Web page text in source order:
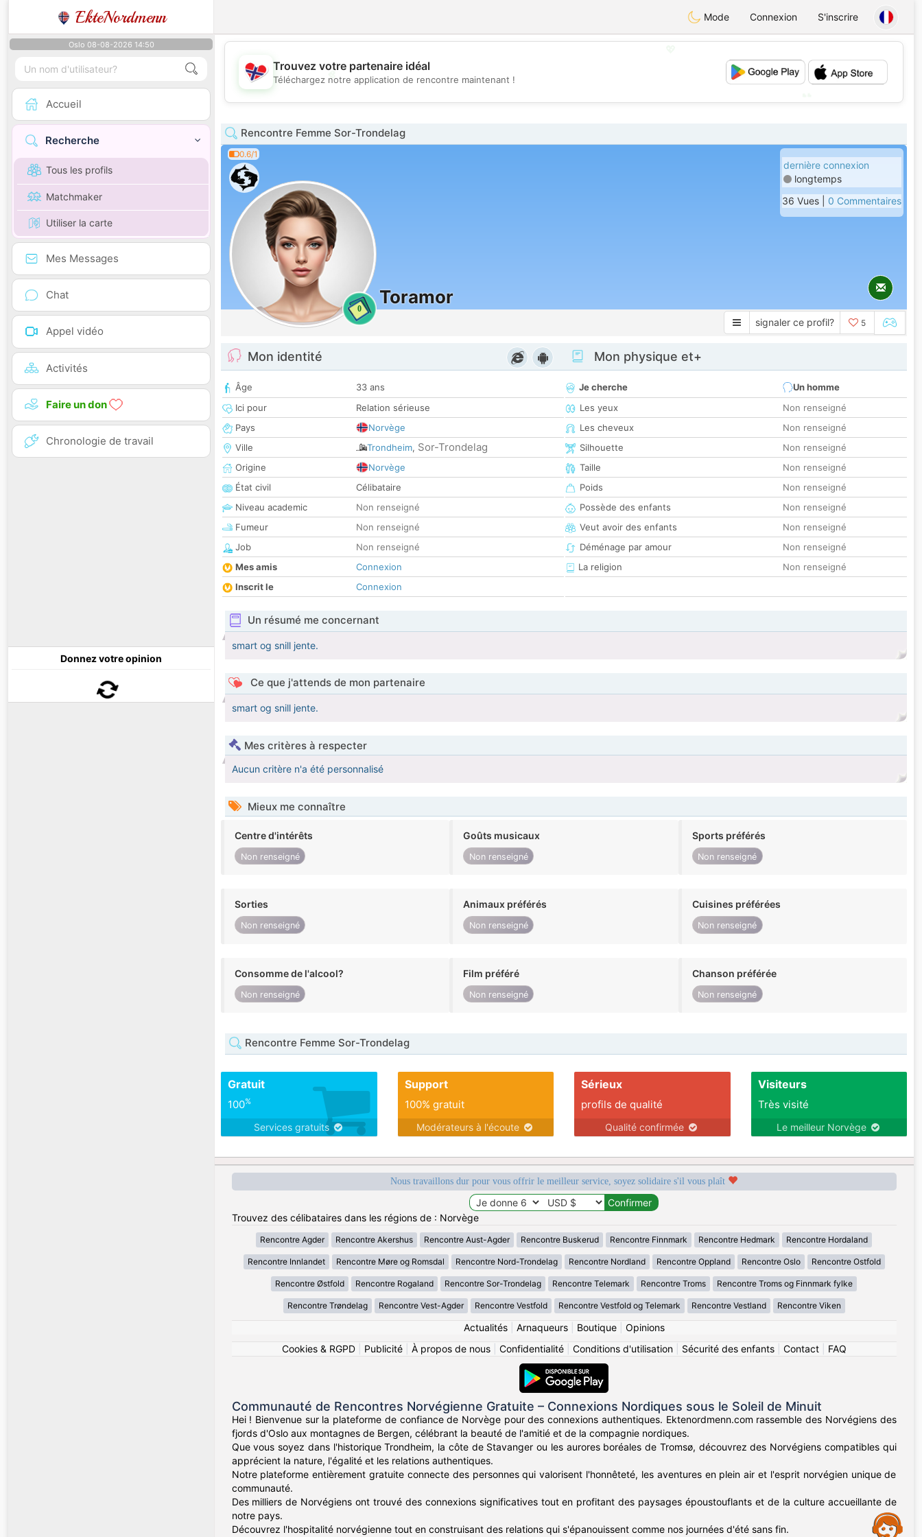
EkteNordmenn Mode Connexion S'inscrire
Oslo 08-08-2026 14:50
Accueil
Recherche
Tous les profils
Matchmaker
Utiliser la carte
Mes Messages
Chat
Appel vidéo
Activités
Faire un don
Chronologie de travail
Donnez votre opinion
💖
💕
Trouvez votre partenaire idéal
Téléchargez notre application de rencontre maintenant !
Rencontre Femme Sor-Trondelag
0.6/1
0
Toramor
dernière connexion
longtemps
36 Vues | 0 Commentaires
signaler ce profil? 5
Mon identité
Âge
33 ans
Ici pour
Relation sérieuse
Pays
Norvège
Ville
Trondheim, Sor-Trondelag
Origine
Norvège
État civil
Célibataire
Niveau academic
Non renseigné
Fumeur
Non renseigné
Job
Non renseigné
Mes amis
Connexion
Inscrit le
Connexion
Mon physique et+
Je cherche
Un homme
Les yeux
Non renseigné
Les cheveux
Non renseigné
Silhouette
Non renseigné
Taille
Non renseigné
Poids
Non renseigné
Possède des enfants
Non renseigné
Veut avoir des enfants
Non renseigné
Déménage par amour
Non renseigné
La religion
Non renseigné
Un résumé me concernant
smart og snill jente.
Ce que j'attends de mon partenaire
smart og snill jente.
Mes critères à respecter
Aucun critère n'a été personnalisé
Mieux me connaître
Centre d'intérêts
Non renseigné
Goûts musicaux
Non renseigné
Sports préférés
Non renseigné
Sorties
Non renseigné
Animaux préférés
Non renseigné
Cuisines préférées
Non renseigné
Consomme de l'alcool?
Non renseigné
Film préféré
Non renseigné
Chanson préférée
Non renseigné
Rencontre Femme Sor-Trondelag
Gratuit
100%
Services gratuits
Support
100% gratuit
Modérateurs à l'écoute
Sérieux
profils de qualité
Qualité confirmée
Visiteurs
Très visité
Le meilleur Norvège
Nous travaillons dur pour vous offrir le meilleur service, soyez solidaire s'il vous plaît
Trouvez des célibataires dans les régions de : Norvège
Rencontre Agder Rencontre Akershus Rencontre Aust-Agder Rencontre Buskerud Rencontre Finnmark Rencontre Hedmark Rencontre Hordaland
Rencontre Innlandet Rencontre Møre og Romsdal Rencontre Nord-Trondelag Rencontre Nordland Rencontre Oppland Rencontre Oslo Rencontre Ostfold
Rencontre Østfold Rencontre Rogaland Rencontre Sor-Trondelag Rencontre Telemark Rencontre Troms Rencontre Troms og Finnmark fylke
Rencontre Trøndelag Rencontre Vest-Agder Rencontre Vestfold Rencontre Vestfold og Telemark Rencontre Vestland Rencontre Viken
Actualités| Arnaqueurs| Boutique| Opinions
Cookies & RGPD| Publicité| À propos de nous| Confidentialité| Conditions d'utilisation| Sécurité des enfants| Contact| FAQ
Communauté de Rencontres Norvégienne Gratuite – Connexions Nordiques sous le Soleil de Minuit
Hei ! Bienvenue sur la plateforme de confiance de Norvège pour des connexions authentiques. Ektenordmenn.com rassemble des Norvégiens des
fjords d'Oslo aux montagnes de Bergen, célébrant la beauté de l'amitié et de la compagnie nordiques.
Que vous soyez dans l'historique Trondheim, la côte de Stavanger ou les aurores boréales de Tromsø, découvrez des Norvégiens compatibles qui
apprécient la nature, l'égalité et les relations authentiques.
Notre plateforme entièrement gratuite connecte des personnes qui valorisent l'honnêteté, les aventures en plein air et l'esprit norvégien unique de
communauté.
Des milliers de Norvégiens ont trouvé des connexions significatives tout en profitant des paysages époustouflants et de la culture accueillante de
notre pays.
Découvrez l'hospitalité norvégienne tout en construisant des relations qui s'épanouissent comme nos journées d'été sans fin.